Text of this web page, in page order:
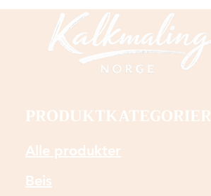
PRODUKTKATEGORIER
Alle produkter
Beis